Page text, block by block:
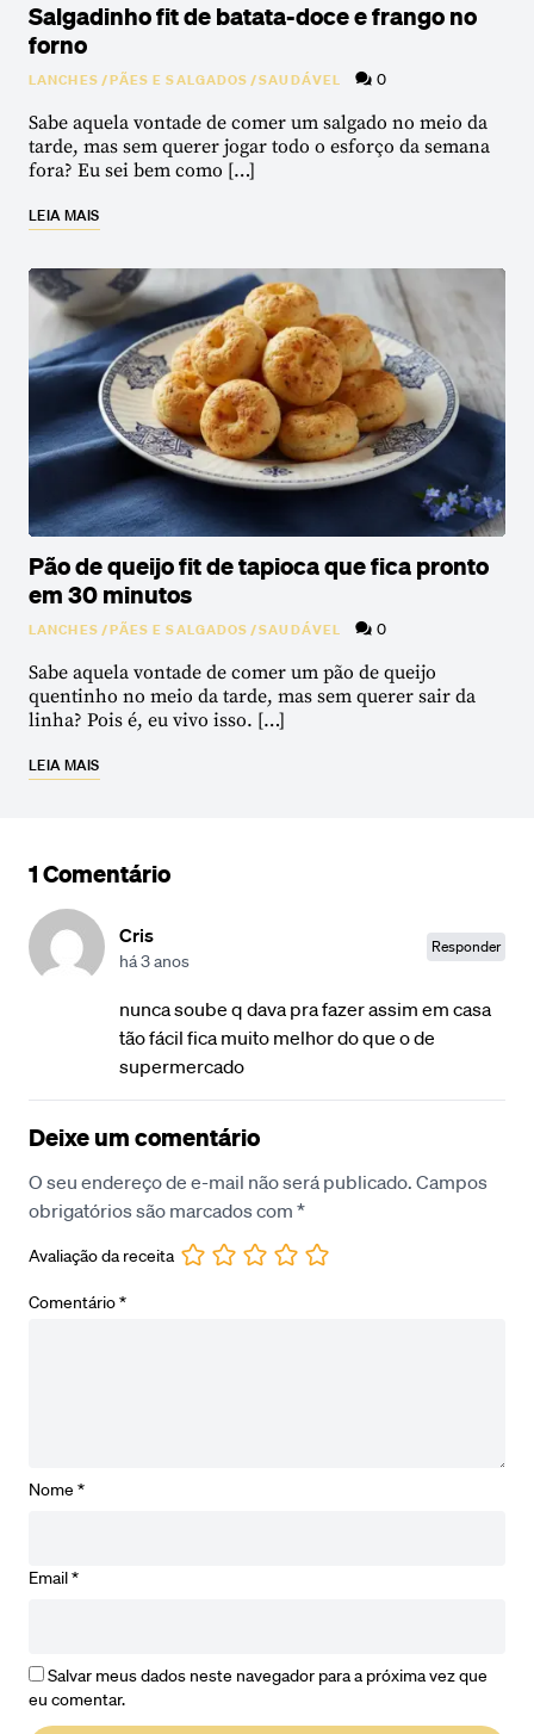
Salgadinho fit de batata-doce e frango no
forno
LANCHES/PÃES E SALGADOS/SAUDÁVEL 0
Sabe aquela vontade de comer um salgado no meio da
tarde, mas sem querer jogar todo o esforço da semana
fora? Eu sei bem como […]
LEIA MAIS
Pão de queijo fit de tapioca que fica pronto
em 30 minutos
LANCHES/PÃES E SALGADOS/SAUDÁVEL 0
Sabe aquela vontade de comer um pão de queijo
quentinho no meio da tarde, mas sem querer sair da
linha? Pois é, eu vivo isso. […]
LEIA MAIS
1 Comentário
Cris
há 3 anos
Responder
nunca soube q dava pra fazer assim em casa
tão fácil fica muito melhor do que o de
supermercado
Deixe um comentário
O seu endereço de e-mail não será publicado. Campos
obrigatórios são marcados com *
Avaliação da receita
Comentário*
Nome *
Email*
Salvar meus dados neste navegador para a próxima vez que
eu comentar.